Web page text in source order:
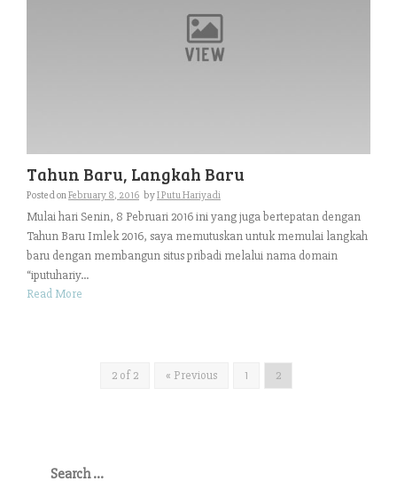
Tahun Baru, Langkah Baru
Posted onFebruary 8, 2016 byI Putu Hariyadi
Mulai hari Senin, 8 Pebruari 2016 ini yang juga bertepatan dengan
Tahun Baru Imlek 2016, saya memutuskan untuk memulai langkah
baru dengan membangun situs pribadi melalui nama domain
“iputuhariy...
Read More
2 of 2 « Previous 1 2
for: